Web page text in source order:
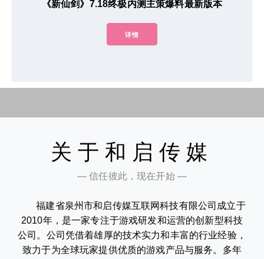
《新仙剑》7.18终极内测主策爆料最新版本
详情
关于和启传媒
— 信任彼此，现在开始 —
福建省泉州市和启传媒互联网科技有限公司成立于
2010年，是一家专注于游戏研发和运营的创新型科技
公司。公司凭借着雄厚的技术实力和丰富的行业经验，
致力于为全球玩家提供优质的游戏产品与服务。多年